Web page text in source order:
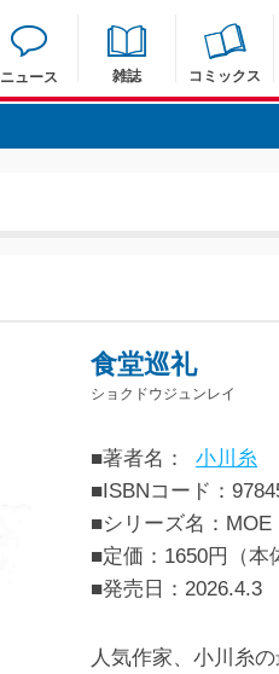
ニュース 雑誌 コミックス
食堂巡礼
ショクドウジュンレイ
■著者名：
小川糸
■ISBNコード：
■シリーズ名：MOE
■定価：1650円（本
■発売日： 2026.4.3
人気作家、小川糸